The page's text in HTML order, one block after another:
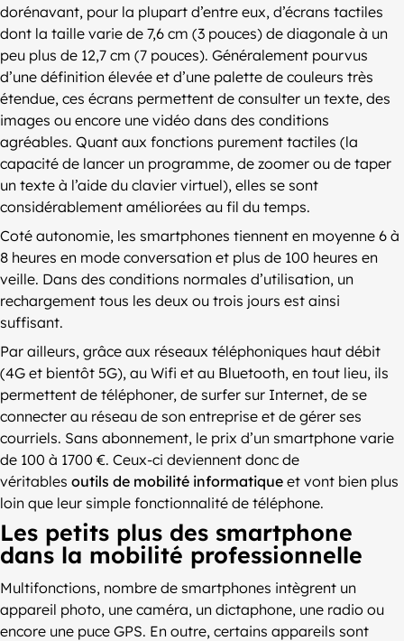
dorénavant, pour la plupart d’entre eux, d’écrans tactiles
dont la taille varie de 7,6 cm (3 pouces) de diagonale à un
peu plus de 12,7 cm (7 pouces). Généralement pourvus
d’une définition élevée et d’une palette de couleurs très
étendue, ces écrans permettent de consulter un texte, des
images ou encore une vidéo dans des conditions
agréables. Quant aux fonctions purement tactiles (la
capacité de lancer un programme, de zoomer ou de taper
un texte à l’aide du clavier virtuel), elles se sont
considérablement améliorées au fil du temps.
Coté autonomie, les smartphones tiennent en moyenne 6 à
8 heures en mode conversation et plus de 100 heures en
veille. Dans des conditions normales d’utilisation, un
rechargement tous les deux ou trois jours est ainsi
suffisant.
Par ailleurs, grâce aux réseaux téléphoniques haut débit
(4G et bientôt 5G), au Wifi et au Bluetooth, en tout lieu, ils
permettent de téléphoner, de surfer sur Internet, de se
connecter au réseau de son entreprise et de gérer ses
courriels. Sans abonnement, le prix d’un smartphone varie
de 100 à 1700 €. Ceux-ci deviennent donc de
véritables outils de mobilité informatique et vont bien plus
loin que leur simple fonctionnalité de téléphone.
Les petits plus des smartphone
dans la mobilité professionnelle
Multifonctions, nombre de smartphones intègrent un
appareil photo, une caméra, un dictaphone, une radio ou
encore une puce GPS. En outre, certains appareils sont